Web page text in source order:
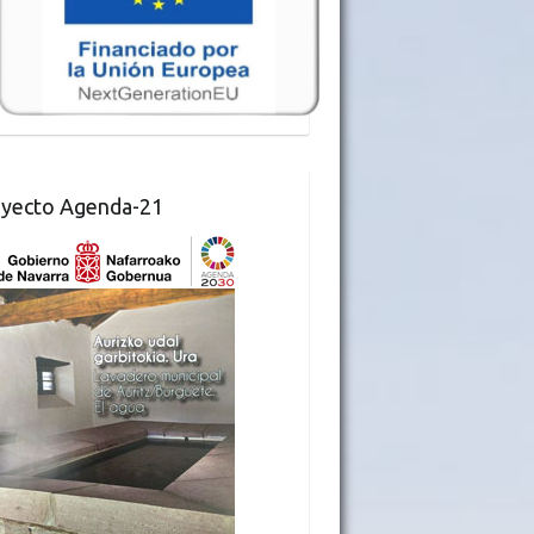
Agenda-21